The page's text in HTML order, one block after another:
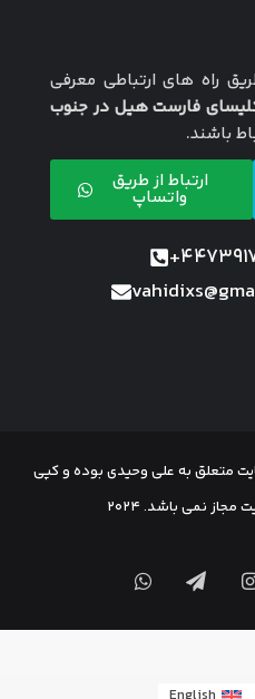
راه های ارتباطی معرفی
فارست هیل در جنوب
باشند.
ارتباط از طریق
واتساپ
متعلق به علی وحیدی بوده و کپی
نمی باشد. 2024